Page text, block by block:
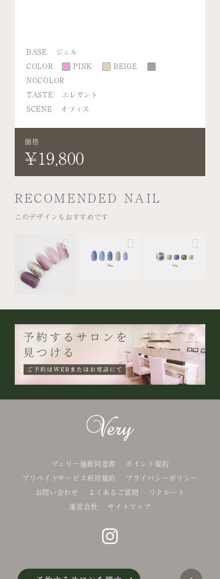
BASE
ジェル
COLOR
PINK
BEIGE
NOCOLOR
TASTE
エレガント
SCENE
オフィス
価格
¥19,800
RECOMENDED NAIL
このデザインもおすすめです
ヴェリー施術同意書
ポイント規約
プリペイドサービス利用規約
プライバシーポリシー
お問い合わせ
よくあるご質問
リクルート
運営会社
サイトマップ